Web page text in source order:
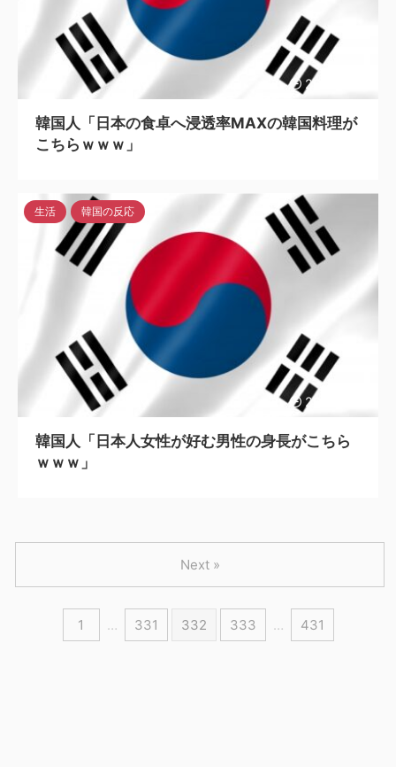
2023/6/12
韓国人「日本の食卓へ浸透率MAXの韓国料理が
こちらｗｗｗ」
2023/6/12
生活 韓国の反応
韓国人「日本人女性が好む男性の身長がこちら
ｗｗｗ」
1 … 331 332 333 … 431
Next »